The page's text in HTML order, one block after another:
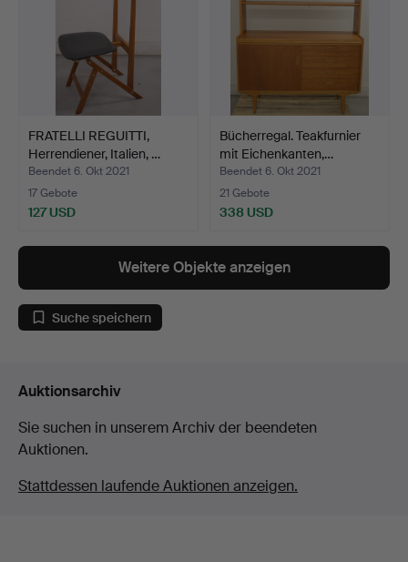
FRATELLI REGUITTI,
Herrendiener, Italien, …
Beendet 6. Okt 2021
17 Gebote
127 USD
Bücherregal. Teakfurnier
mit Eichenkanten,…
Beendet 6. Okt 2021
21 Gebote
338 USD
Weitere Objekte anzeigen
Suche speichern
Auktionsarchiv
Sie suchen in unserem Archiv der beendeten
Auktionen.
Stattdessen laufende Auktionen anzeigen.